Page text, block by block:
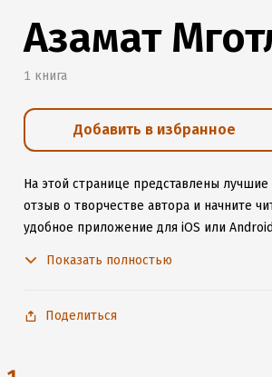
Азамат
1 книга
Добавить в избранное
На этой странице представлены
отзыв о творчестве автора и начните
удобное приложение для iOS или
Показать полностью
Поделиться